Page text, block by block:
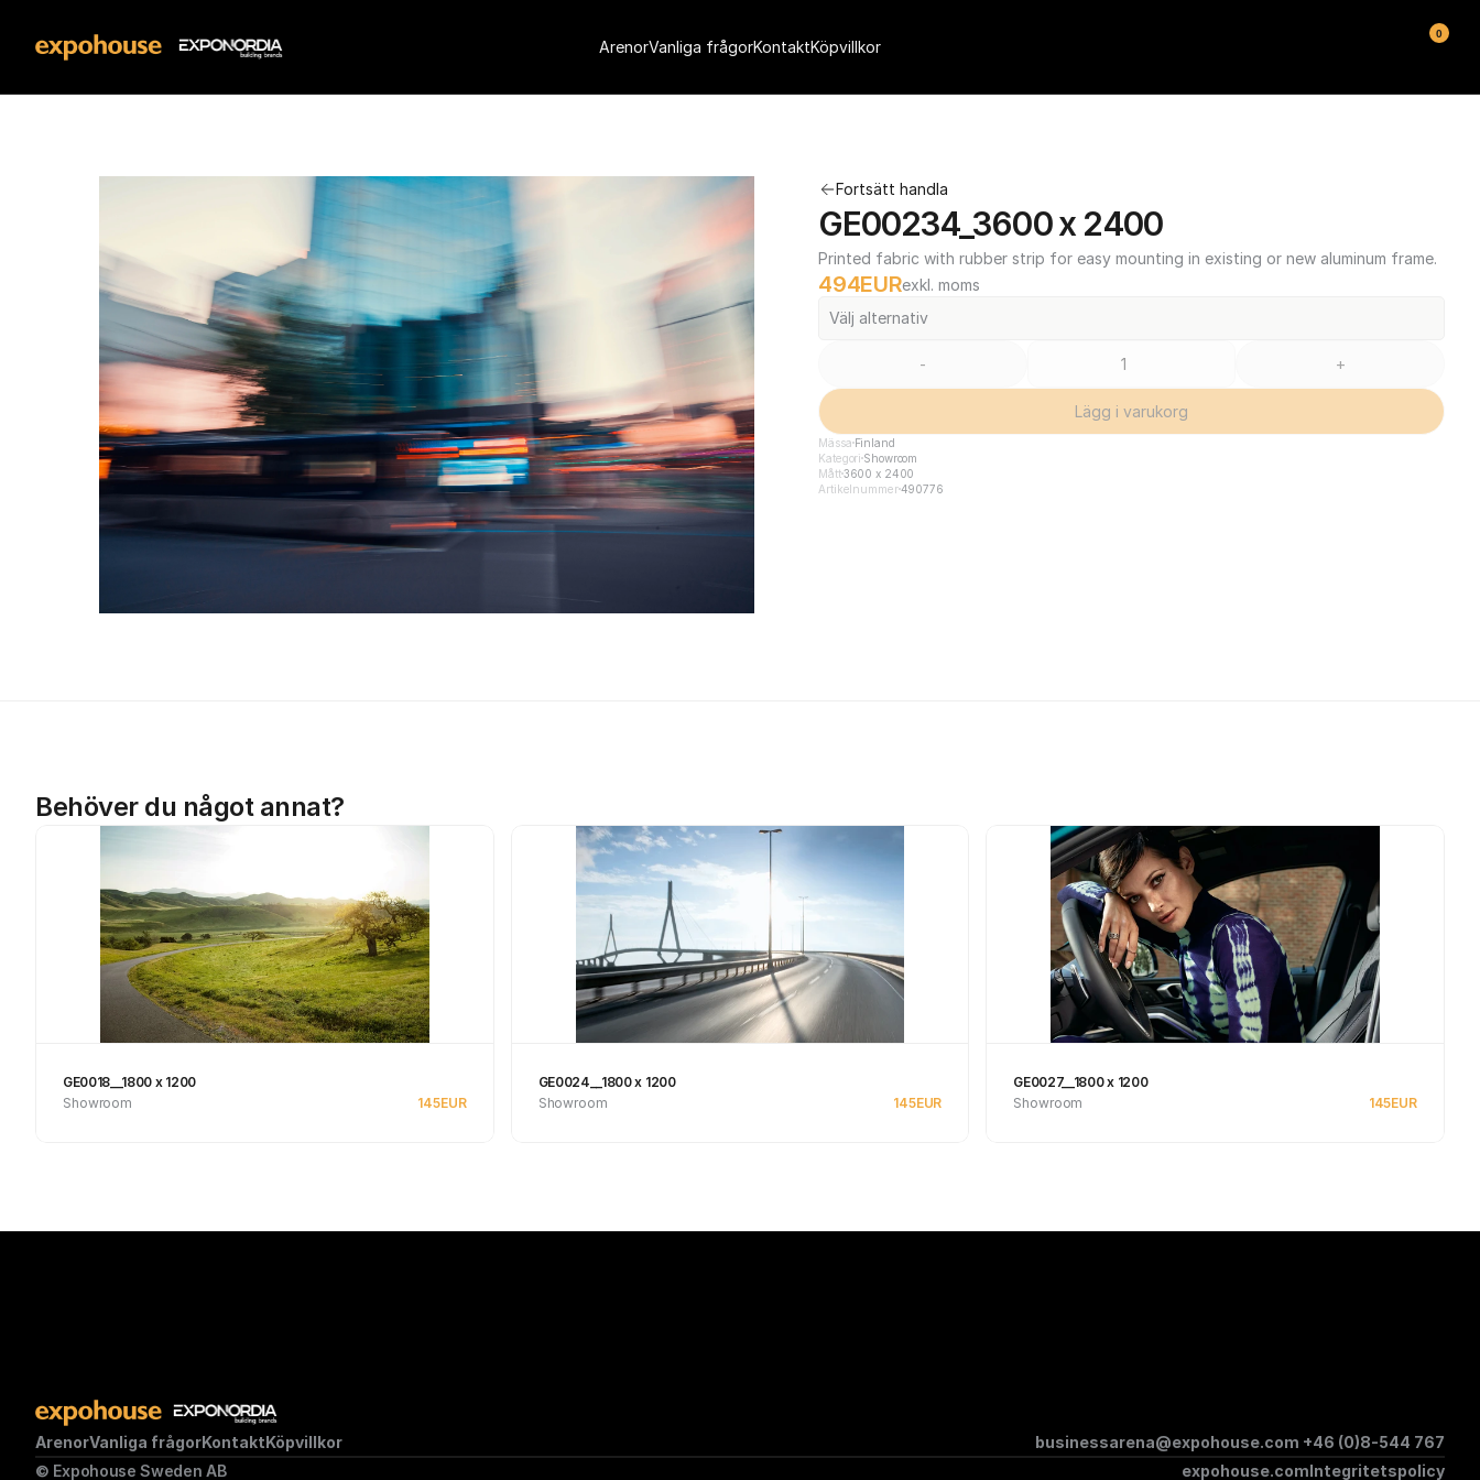
Fortsätt handla
GE00234_3600 x 2400
Printed fabric with rubber strip for easy mounting in existing or new aluminum frame.
494EURexkl. moms
Välj alternativ
- +
Lägg i varukorg
Mässa Finland
Kategori Showroom
Mått3600 x 2400
Artikelnummer490776
Behöver du något annat?
GE0018__1800 x 1200
Showroom
145EUR
GE0024__1800 x 1200
Showroom
145EUR
GE0027__1800 x 1200
Showroom
145EUR
ArenorVanliga frågorKontaktKöpvillkor businessarena@expohouse.com +46 (0)8-544 767
© Expohouse Sweden AB
expohouse.comIntegritetspolicy
ArenorVanliga frågorKontaktKöpvillkor
0